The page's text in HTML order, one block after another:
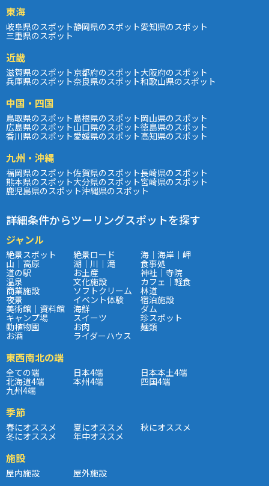
東海
岐阜県のスポット静岡県のスポット愛知県のスポット
三重県のスポット
近畿
滋賀県のスポット京都府のスポット大阪府のスポット
兵庫県のスポット奈良県のスポット和歌山県のスポット
中国・四国
鳥取県のスポット島根県のスポット岡山県のスポット
広島県のスポット山口県のスポット徳島県のスポット
香川県のスポット愛媛県のスポット高知県のスポット
九州・沖縄
福岡県のスポット佐賀県のスポット長崎県のスポット
熊本県のスポット大分県のスポット宮崎県のスポット
鹿児島県のスポット沖縄県のスポット
詳細条件からツーリングスポットを探す
ジャンル
絶景スポット 絶景ロード 海｜海岸｜岬
山｜高原 湖｜川｜滝 食事処
道の駅 お土産 神社｜寺院
温泉 文化施設 カフェ｜軽食
商業施設 ソフトクリーム 林道
夜景 イベント体験 宿泊施設
美術館｜資料館 海鮮 ダム
キャンプ場 スイーツ 珍スポット
動植物園 お肉 麺類
お酒 ライダーハウス
東西南北の端
全ての端 日本4端 日本本土4端
北海道4端 本州4端 四国4端
九州4端
季節
春にオススメ 夏にオススメ 秋にオススメ
冬にオススメ 年中オススメ
施設
屋内施設 屋外施設